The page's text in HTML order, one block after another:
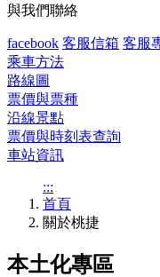
與我們聯絡
facebook 客服信箱 客服
乘車方法
路線圖
票價與票種
沿線景點
票價與時刻表查詢
車站資訊
:::
首頁
關於桃捷
本土化專區